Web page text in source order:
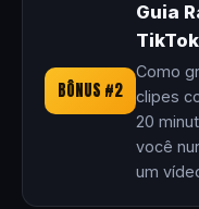
BÔNUS #2
Guia
Como
clipes
20
você
um